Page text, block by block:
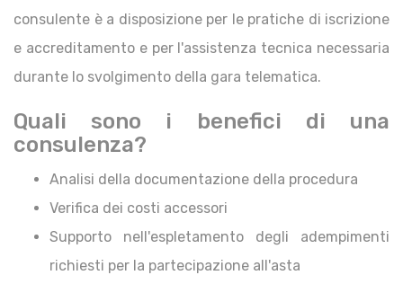
consulente è a disposizione per le pratiche di iscrizione
e accreditamento e per l'assistenza tecnica necessaria
durante lo svolgimento della gara telematica.
Quali sono i benefici di una
consulenza?
Analisi della documentazione della procedura
Verifica dei costi accessori
Supporto nell'espletamento degli adempimenti
richiesti per la partecipazione all'asta